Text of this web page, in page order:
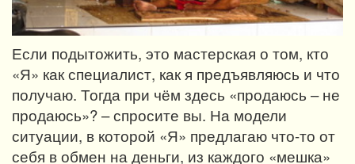
Если подытожить, это мастерская о том, кто
«Я» как специалист, как я предъявляюсь и что
получаю. Тогда при чём здесь «продаюсь – не
продаюсь»? – спросите вы. На модели
ситуации, в которой «Я» предлагаю что-то от
себя в обмен на деньги, из каждого «мешка»